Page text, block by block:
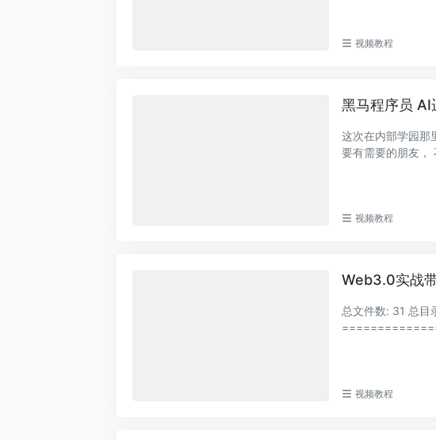
视频教程
黑马程序员 AI
这次在内部学园那
要有需要的朋友，
视频教程
Web3.0实战
总文件数: 31 总
视频教程